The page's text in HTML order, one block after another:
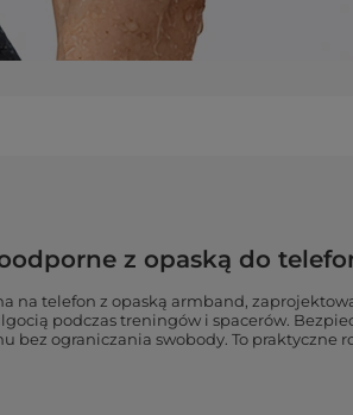
z opaską do
na telefon z opaską armband,
podczas treningów i spacerów.
bez ograniczania swobody. To praktyczne